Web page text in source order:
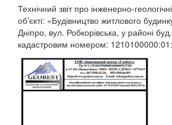
Технічний звіт про інженерно-
об’єкті: «Будівництво житлового
Дніпро, вул. Робкорівська, у районі
кадастровим номером: